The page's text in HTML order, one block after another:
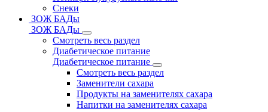
Снеки
ЗОЖ БАДы
ЗОЖ БАДы
Смотреть весь раздел
Диабетическое питание
Диабетическое питание
Смотреть весь раздел
Заменители сахара
Продукты на заменителях сахара
Напитки на заменителях сахара